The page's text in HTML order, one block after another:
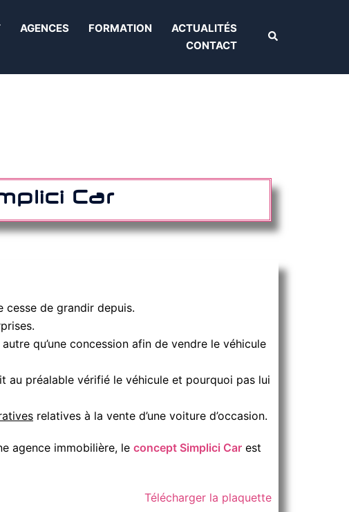
AGENCES FORMATION
ACTUALITÉS
CONTACT
Car
cesse de grandir depuis.
autre qu’une concession afin de vendre le véhicule
au préalable vérifié le véhicule et pourquoi pas lui
relatives à la vente d’une voiture d’occasion.
agence immobilière, le concept Simplici Car est
Télécharger la plaquette